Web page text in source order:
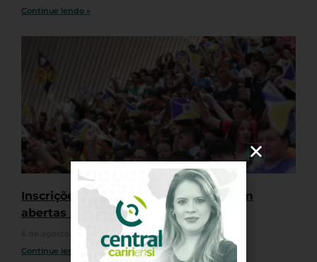
Continue lendo »
Inscrições para o Jejunos 2026 seguem
abertas até 19 de agosto
Nenhum comentário
Continue lendo »